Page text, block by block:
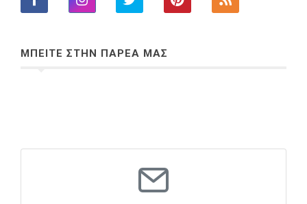
ΜΠΕΙΤΕ ΣΤΗΝ ΠΑΡΕΑ ΜΑΣ